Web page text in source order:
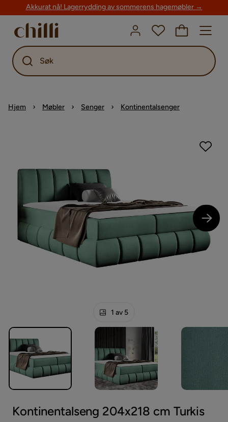
Akkurat nå! Lagerrydding av sommerens hagemøbler →
Søk
Hjem Møbler Senger Kontinentalsenger
1 av 5
Kontinentalseng 204x218 cm Turkis